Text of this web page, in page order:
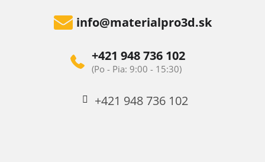
info@materialpro3d.sk
+421 948 736 102
+421 948 736 102